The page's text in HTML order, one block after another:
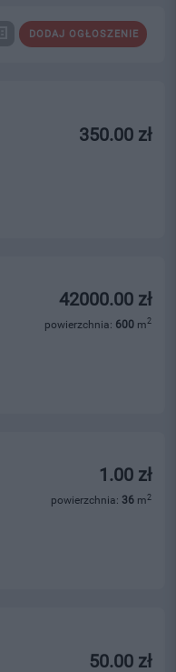
DODAJ OGŁOSZENIE
350.00 zł
42000.00 zł
powierzchnia: 600 m2
1.00 zł
powierzchnia: 36 m2
50.00 zł